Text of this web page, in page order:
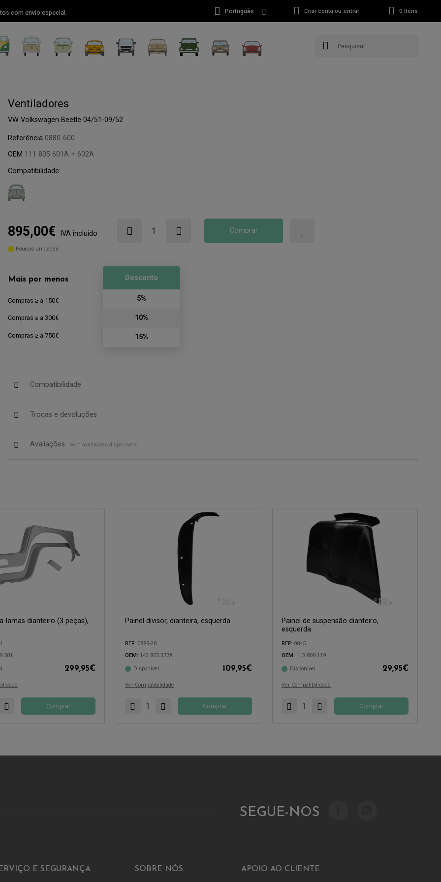
com envio especial. Português Criar conta ou entrar 0 Itens
Ventiladores
VW Volkswagen Beetle 04/51-09/52
Referência 0880-600
OEM 111 805 601A + 602A
Compatibilidade:
895,00€ IVA incluido Comprar
Poucas unidades
Mais por menos
Compras ≥ a 150€
Compras ≥ a 300€
Compras ≥ a 750€
Desconto
5%
10%
15%
Compatibilidade
Trocas e devoluções
Avaliações sem avaliações disponíveis
lamas dianteiro (3 peças),
501
299,95€
Comprar
Painel divisor, dianteira, esquerda
REF: 0889-28
OEM: 143 805 377A
Disponível 109,95€
Ver Compatibilidade
Comprar
Painel de suspensão dianteiro,
esquerda
REF: 0845
OEM: 113 809 119
Disponível 29,95€
Ver Compatibilidade
Compatível com:
Comprar
SEGUE-NOS
E SEGURANÇA SOBRE NÓS APOIO AO CLIENTE